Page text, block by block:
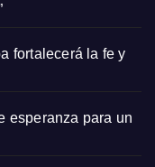
fortalecerá la fe y
esperanza para un